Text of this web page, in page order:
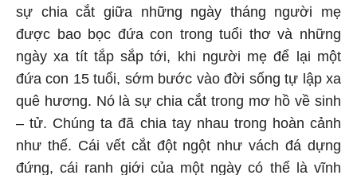
sự chia cắt giữa những ngày tháng người mẹ
được bao bọc đứa con trong tuổi thơ và những
ngày xa tít tắp sắp tới, khi người mẹ để lại một
đứa con 15 tuổi, sớm bước vào đời sống tự lập xa
quê hương. Nó là sự chia cắt trong mơ hồ về sinh
– tử. Chúng ta đã chia tay nhau trong hoàn cảnh
như thế. Cái vết cắt đột ngột như vách đá dựng
đứng, cái ranh giới của một ngày có thể là vĩnh